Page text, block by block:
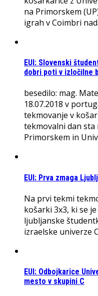
na Primorskem
igrah v Coimbri
EUI: Slovenski
dobri poti v izločilne
besedilo: mag.
18.07.2018 v
tekmovanje v
tekmovalni dan sta
Primorskem in
EUI: Prva zmaga
Na prvi tekmi
košarki 3x3, ki se
ljubljanske
izraelske univerze
EUI: Odbojkarice
mesto v skupini C